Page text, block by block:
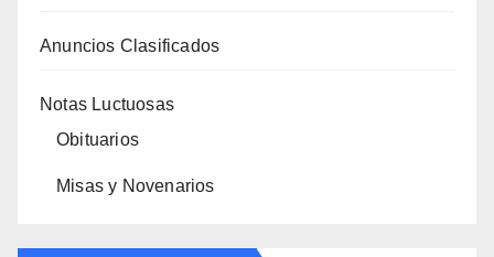
Anuncios Clasificados
Notas Luctuosas
Obituarios
Misas y Novenarios